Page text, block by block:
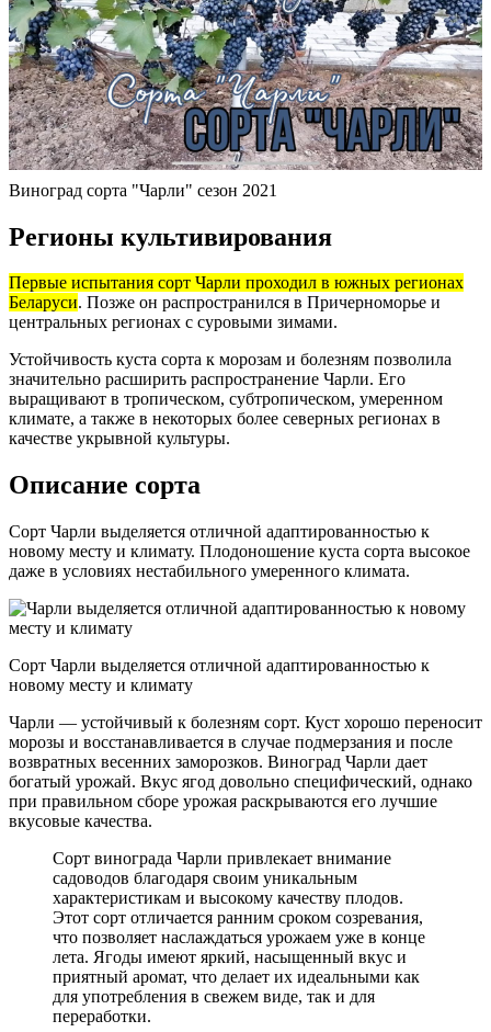
Виноград сорта "Чарли" сезон 2021
Регионы культивирования
Первые испытания сорт Чарли проходил в южных регионах
Беларуси. Позже он распространился в Причерноморье и
центральных регионах с суровыми зимами.
Устойчивость куста сорта к морозам и болезням позволила
значительно расширить распространение Чарли. Его
выращивают в тропическом, субтропическом, умеренном
климате, а также в некоторых более северных регионах в
качестве укрывной культуры.
Описание сорта
Сорт Чарли выделяется отличной адаптированностью к
новому месту и климату. Плодоношение куста сорта высокое
даже в условиях нестабильного умеренного климата.
Сорт Чарли выделяется отличной адаптированностью к
новому месту и климату
Чарли — устойчивый к болезням сорт. Куст хорошо переносит
морозы и восстанавливается в случае подмерзания и после
возвратных весенних заморозков. Виноград Чарли дает
богатый урожай. Вкус ягод довольно специфический, однако
при правильном сборе урожая раскрываются его лучшие
вкусовые качества.
Сорт винограда Чарли привлекает внимание
садоводов благодаря своим уникальным
характеристикам и высокому качеству плодов.
Этот сорт отличается ранним сроком созревания,
что позволяет наслаждаться урожаем уже в конце
лета. Ягоды имеют яркий, насыщенный вкус и
приятный аромат, что делает их идеальными как
для употребления в свежем виде, так и для
переработки.